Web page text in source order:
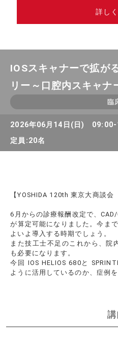
詳し
IOSスキャナーで拡が
リー～口腔内スキャナ
臨
2026年06月14日(日) 09:00-
定員:20名
【YOSHIDA 120th 東京大商談
6月からの診療報酬改定で、
が算定可能になりました。今ま
よいよ導入する時期でしょう。
また技工士不足のこれから、院
も必要になります。
今回 IOS HELIOS 680と
ように活用しているのか、症例